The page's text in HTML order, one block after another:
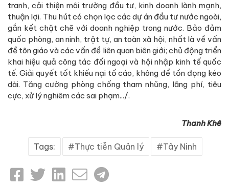
tranh, cải thiện môi trường đầu tư, kinh doanh lành mạnh,
thuận lợi. Thu hút có chọn lọc các dự án đầu tư nước ngoài,
gắn kết chặt chẽ với doanh nghiệp trong nước. Bảo đảm
quốc phòng, an ninh, trật tự, an toàn xã hội, nhất là về vấn
đề tôn giáo và các vấn đề liên quan biên giới; chủ động triển
khai hiệu quả công tác đối ngoại và hội nhập kinh tế quốc
tế. Giải quyết tốt khiếu nại tố cáo, không để tồn đọng kéo
dài. Tăng cường phòng chống tham nhũng, lãng phí, tiêu
cực, xử lý nghiêm các sai phạm.../.
Thanh Khê
Tags: Thực tiễn Quản lý Tây Ninh